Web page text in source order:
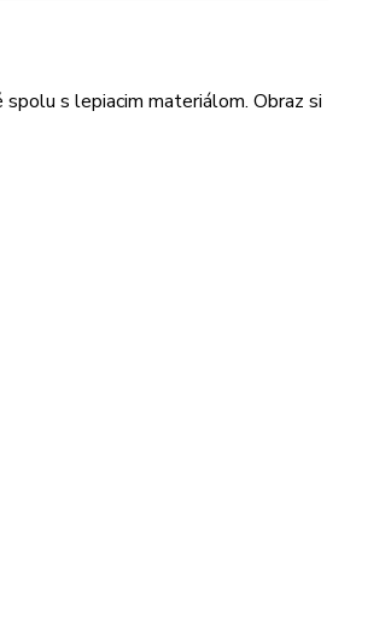
s lepiacim materiálom. Obraz si